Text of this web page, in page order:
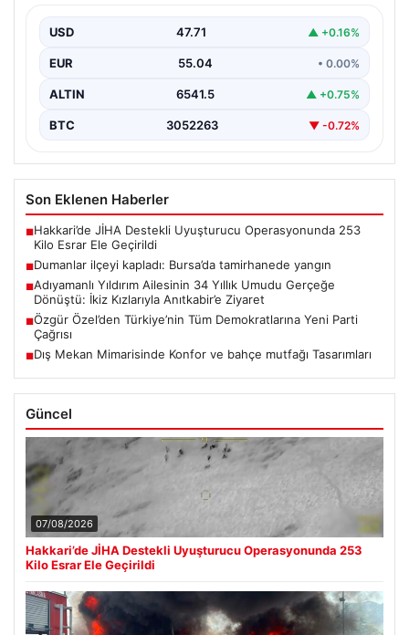
USD 47.71 ▲ +0.16%
EUR 55.04 • 0.00%
ALTIN 6541.5 ▲ +0.75%
BTC 3052263 ▼ -0.72%
Son Eklenen Haberler
■Hakkari’de JİHA Destekli Uyuşturucu Operasyonunda 253
Kilo Esrar Ele Geçirildi
■Dumanlar ilçeyi kapladı: Bursa’da tamirhanede yangın
■Adıyamanlı Yıldırım Ailesinin 34 Yıllık Umudu Gerçeğe
Dönüştü: İkiz Kızlarıyla Anıtkabir’e Ziyaret
■Özgür Özel’den Türkiye’nin Tüm Demokratlarına Yeni Parti
Çağrısı
■Dış Mekan Mimarisinde Konfor ve bahçe mutfağı Tasarımları
Güncel
07/08/2026
Hakkari’de JİHA Destekli Uyuşturucu Operasyonunda 253
Kilo Esrar Ele Geçirildi